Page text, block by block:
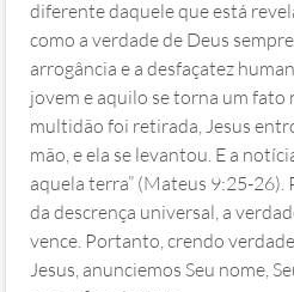
diferente daquele que está
como a verdade de Deus
arrogância e a desfaçatez
jovem e aquilo se torna um fato
multidão foi retirada, Jesus
mão, e ela se levantou. E a
aquela terra” (Mateus 9:25‭-‬26).
da descrença universal, a
vence. Portanto, crendo
Jesus, anunciemos Seu nome,